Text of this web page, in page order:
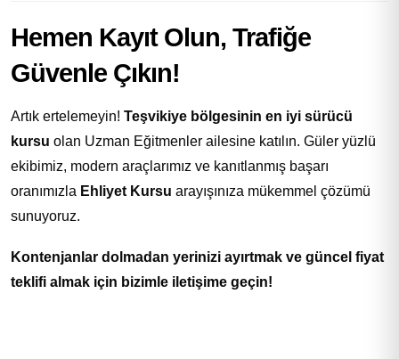
Hemen Kayıt Olun, Trafiğe
Güvenle Çıkın!
Artık ertelemeyin! Teşvikiye bölgesinin en iyi sürücü
kursu olan Uzman Eğitmenler ailesine katılın. Güler yüzlü
ekibimiz, modern araçlarımız ve kanıtlanmış başarı
oranımızla Ehliyet Kursu arayışınıza mükemmel çözümü
sunuyoruz.
Kontenjanlar dolmadan yerinizi ayırtmak ve güncel fiyat
teklifi almak için bizimle iletişime geçin!